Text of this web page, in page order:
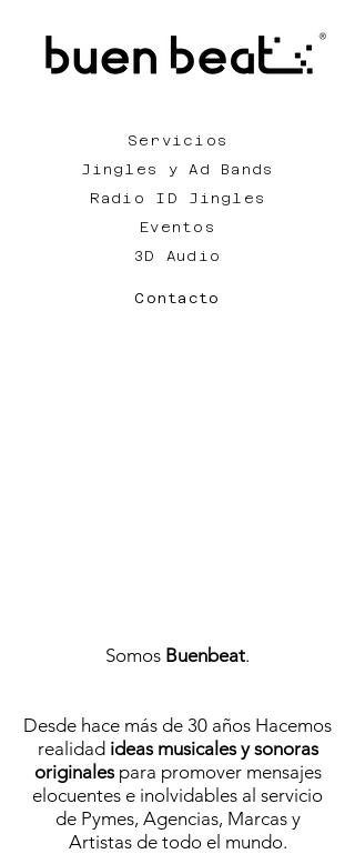
Servicios
Jingles y Ad Bands
Radio ID Jingles
Eventos
3D Audio
Contacto
Somos Buenbeat.
Desde hace más de 30 años Hacemos
realidad ideas musicales y sonoras
originalespara promover mensajes
elocuentes e inolvidables al servicio
de Pymes, Agencias, Marcas y
Artistas de todo el mundo.